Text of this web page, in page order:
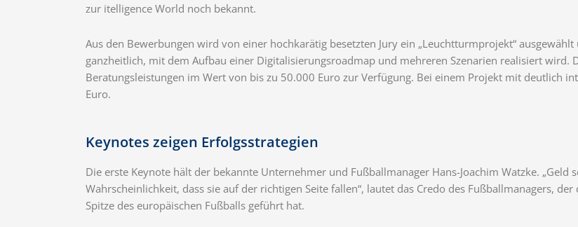
zur itelligence World noch bekannt.
Aus den Bewerbungen wird von einer hochkarätig besetzten Jury ein „Leuchtturmprojekt“
ganzheitlich, mit dem Aufbau einer Digitalisierungsroadmap und mehreren Szenarien realisiert wird.
Beratungsleistungen im Wert von bis zu 50.000 Euro zur Verfügung. Bei einem Projekt mit deutlich
Euro.
Keynotes zeigen Erfolgsstrategien
Die erste Keynote hält der bekannte Unternehmer und Fußballmanager Hans-Joachim Watzke.
Wahrscheinlichkeit, dass sie auf der richtigen Seite fallen“, lautet das Credo des Fußballmanagers,
Spitze des europäischen Fußballs geführt hat.